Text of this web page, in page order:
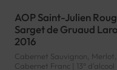
AOP Saint-Julien
Sarget de Gruaud
2016
Cabernet Sauvignon, Merlot,
Cabernet Franc | 13° d'alcool |